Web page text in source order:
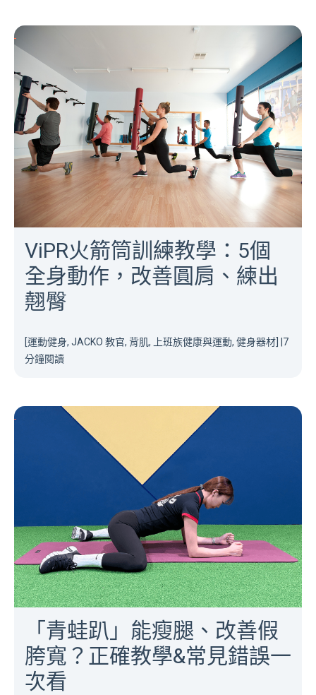
ViPR火箭筒訓練教學：5個
全身動作，改善圓肩、練出
翹臀
[運動健身, JACKO 教官, 背肌, 上班族健康與運動, 健身器材]
7
分鐘閱讀
「青蛙趴」能瘦腿、改善假
胯寬？正確教學&常見錯誤一
次看